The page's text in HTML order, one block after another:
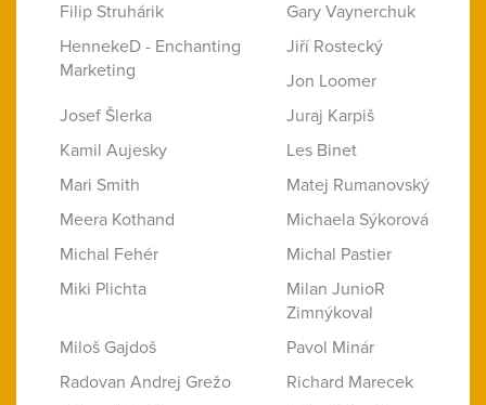
Filip Struhárik
Gary Vaynerchuk
HennekeD - Enchanting
Marketing
Jiří Rostecký
Jon Loomer
Josef Šlerka
Juraj Karpiš
Kamil Aujesky
Les Binet
Mari Smith
Matej Rumanovský
Meera Kothand
Michaela Sýkorová
Michal Fehér
Michal Pastier
Miki Plichta
Milan JunioR
Zimnýkoval
Miloš Gajdoš
Pavol Minár
Radovan Andrej Grežo
Richard Marecek